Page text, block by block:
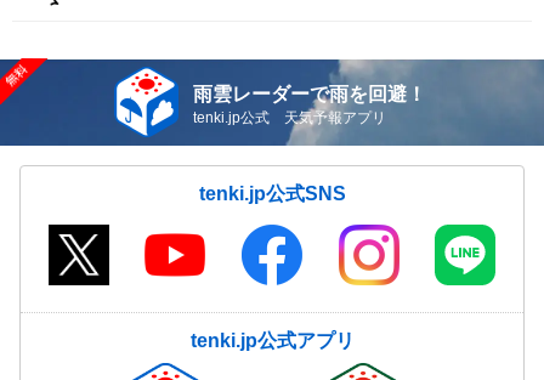
雨雲レーダーで雨を回避！
tenki.jp公式 天気予報アプリ
tenki.jp公式SNS
tenki.jp公式アプリ